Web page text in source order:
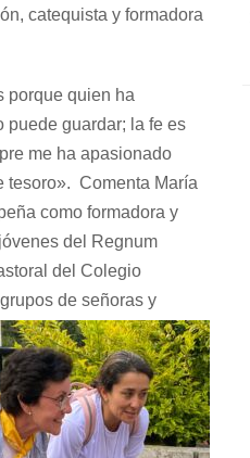
catequista y formadora
porque quien ha
puede guardar; la fe es
me ha apasionado
tesoro». Comenta María
como formadora y
del Regnum
del Colegio
de señoras y